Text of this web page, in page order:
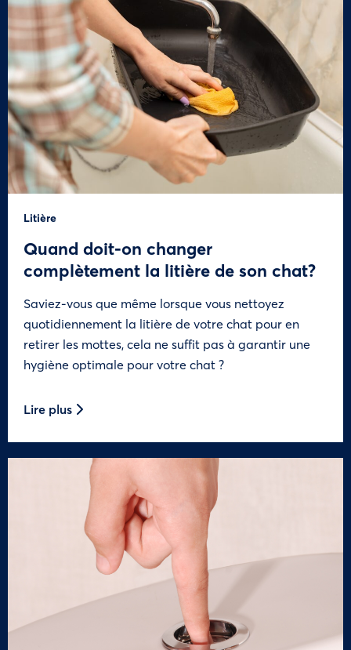
Litière
Quand doit-on changer
complètement la litière de son chat?
Saviez-vous que même lorsque vous nettoyez
quotidiennement la litière de votre chat pour en
retirer les mottes, cela ne suffit pas à garantir une
hygiène optimale pour votre chat ?
Lire plus